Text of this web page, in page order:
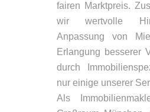
fairen Marktpreis.
wir wertvolle
Anpassung von
Erlangung besserer
durch
nur einige unserer
Als